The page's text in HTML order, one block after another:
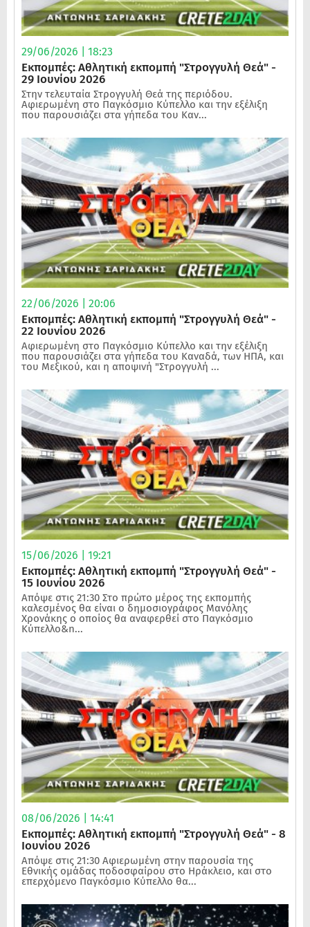
29/06/2026 | 18:23
Εκπομπές: Αθλητική εκπομπή "Στρογγυλή Θεά" -
29 Ιουνίου 2026
Στην τελευταία Στρογγυλή Θεά της περιόδου.
Αφιερωμένη στο Παγκόσμιο Κύπελλο και την εξέλιξη
που παρουσιάζει στα γήπεδα του Καν...
22/06/2026 | 20:06
Εκπομπές: Αθλητική εκπομπή "Στρογγυλή Θεά" -
22 Ιουνίου 2026
Αφιερωμένη στο Παγκόσμιο Κύπελλο και την εξέλιξη
που παρουσιάζει στα γήπεδα του Καναδά, των ΗΠΑ, και
του Μεξικού, και η αποψινή "Στρογγυλή ...
15/06/2026 | 19:21
Εκπομπές: Αθλητική εκπομπή "Στρογγυλή Θεά" -
15 Ιουνίου 2026
Απόψε στις 21:30 Στο πρώτο μέρος της εκπομπής
καλεσμένος θα είναι ο δημοσιογράφος Μανόλης
Χρονάκης ο οποίος θα αναφερθεί στο Παγκόσμιο
Κύπελλο&n...
08/06/2026 | 14:41
Εκπομπές: Αθλητική εκπομπή "Στρογγυλή Θεά" - 8
Ιουνίου 2026
Απόψε στις 21:30 Αφιερωμένη στην παρουσία της
Εθνικής ομάδας ποδοσφαίρου στο Ηράκλειο, και στο
επερχόμενο Παγκόσμιο Κύπελλο θα...